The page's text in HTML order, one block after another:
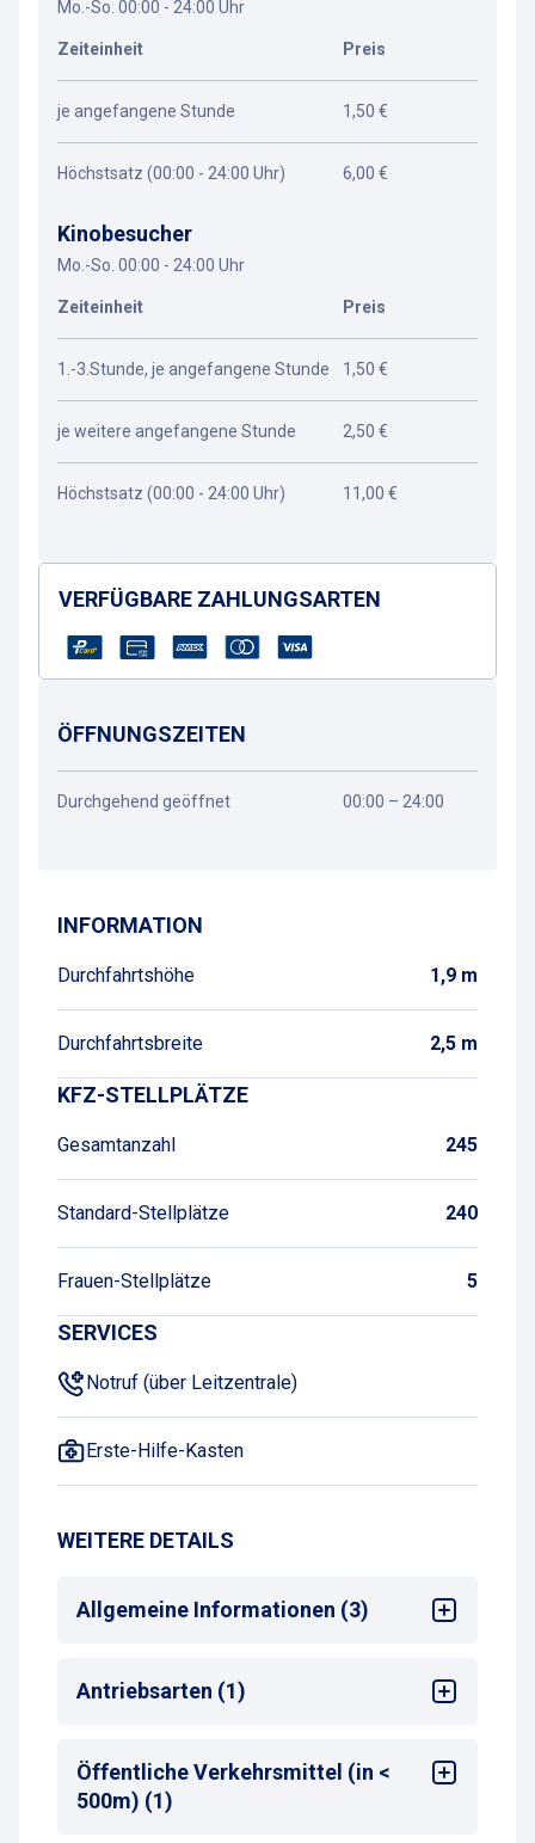
Mo.-So. 00:00 - 24:00 Uhr
Zeiteinheit Preis
je angefangene Stunde 1,50 €
Höchstsatz (00:00 - 24:00 Uhr) 6,00 €
Kinobesucher
Mo.-So. 00:00 - 24:00 Uhr
Zeiteinheit Preis
1.-3.Stunde, je angefangene Stunde 1,50 €
je weitere angefangene Stunde 2,50 €
Höchstsatz (00:00 - 24:00 Uhr) 11,00 €
VERFÜGBARE ZAHLUNGSARTEN
ÖFFNUNGSZEITEN
Durchgehend geöffnet 00:00 – 24:00
INFORMATION
Durchfahrtshöhe 1,9 m
Durchfahrtsbreite 2,5 m
KFZ-STELLPLÄTZE
Gesamtanzahl 245
Standard-Stellplätze 240
Frauen-Stellplätze 5
SERVICES
Notruf (über Leitzentrale)
Erste-Hilfe-Kasten
WEITERE DETAILS
Allgemeine Informationen (3)
24/7 Service (Leitzentrale)
Mehrsprachige Bedienung am
Max. Parkdauer : max. 30 Tage
Antriebsarten (1)
Alle
Öffentliche Verkehrsmittel (in <
500m) (1)